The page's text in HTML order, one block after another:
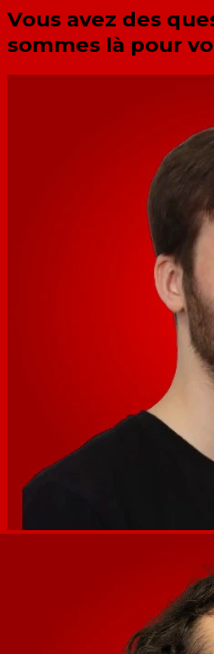
Vous avez des
sommes là pour